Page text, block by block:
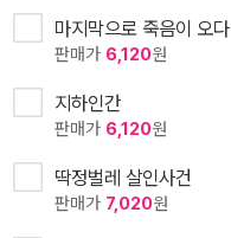
마지막으로 죽음이 오다
판매가 6,120원
지하인간
판매가 6,120원
딱정벌레 살인사건
판매가 7,020원